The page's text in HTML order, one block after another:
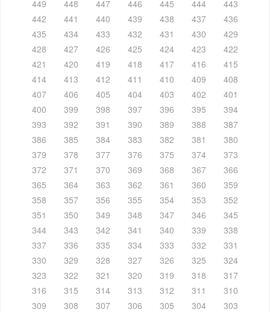
449
448 447 446 445 444
443
442
441 440 439 438 437
436
435
434 433 432 431 430
429
428
427 426 425 424 423
422
421
420 419 418 417 416
415
414
413 412 411 410 409
408
407
406 405 404 403 402
401
400
399 398 397 396 395
394
393
392 391 390 389 388
387
386
385 384 383 382 381
380
379
378 377 376 375 374
373
372
371 370 369 368 367
366
365
364 363 362 361 360
359
358
357 356 355 354 353
352
351
350 349 348 347 346
345
344
343 342 341 340 339
338
337
336 335 334 333 332
331
330
329 328 327 326 325
324
323
322 321 320 319 318
317
316
315 314 313 312 311
310
309
308 307 306 305 304
303